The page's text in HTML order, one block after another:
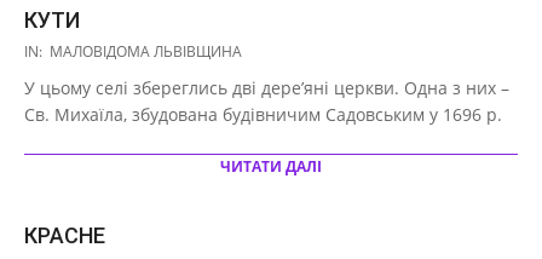
КУТИ
2020-
08
IN: МАЛОВІДОМА ЛЬВІВЩИНА
У цьому селі збереглись дві дере’яні церкви. Одна з них –
Св. Михаїла, збудована будівничим Садовським у 1696 р.
ЧИТАТИ ДАЛІ
КРАСНЕ